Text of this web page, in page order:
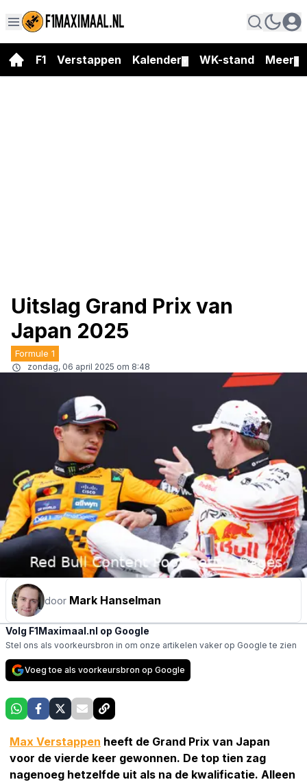
F1 Verstappen Kalender WK-stand Meer
Uitslag Grand Prix van
Japan 2025
Formule 1
zondag, 06 april 2025 om 8:48
door Mark Hanselman
Volg F1Maximaal.nl op Google
Stel ons als voorkeursbron in om onze artikelen vaker op Google te zien
Voeg toe als voorkeursbron op Google
Max Verstappen heeft de Grand Prix van Japan
voor de vierde keer gewonnen. De top tien zag
nagenoeg hetzelfde uit als na de kwalificatie. Alleen